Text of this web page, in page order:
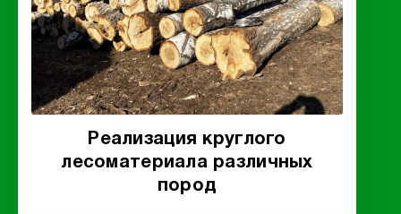
Реализация круглого
лесоматериала различных
пород